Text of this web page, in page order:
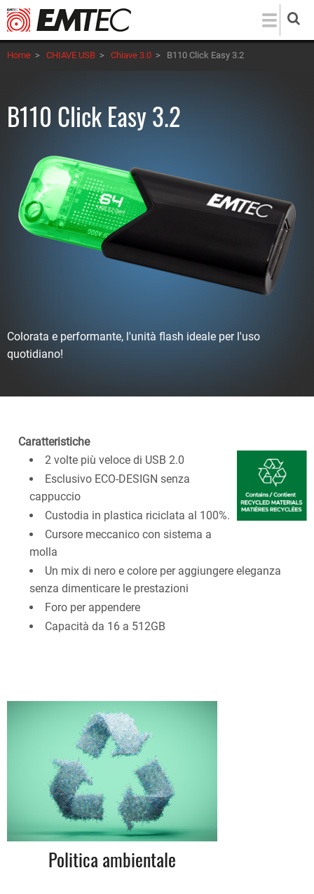
Salta
al
contenuto
principale
Home > CHIAVE USB > Chiave 3.0 > B110 Click Easy 3.2
B110 Click Easy 3.2
Colorata e performante, l'unità flash ideale per l'uso
quotidiano!
Caratteristiche
2 volte più veloce di USB 2.0
Esclusivo ECO-DESIGN senza
cappuccio
Custodia in plastica riciclata al 100%.
Cursore meccanico con sistema a
molla
Un mix di nero e colore per aggiungere eleganza
senza dimenticare le prestazioni
Foro per appendere
Capacità da 16 a 512GB
Politica ambientale